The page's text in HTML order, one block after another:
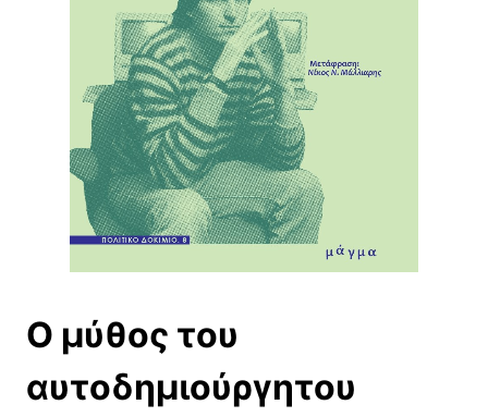
Ο μύθος του
αυτοδημιούργητου